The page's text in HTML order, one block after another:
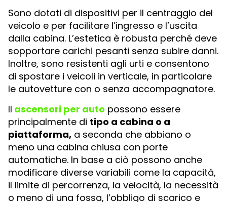
Sono dotati di dispositivi per il centraggio del
veicolo e per facilitare l’ingresso e l’uscita
dalla cabina. L’estetica è robusta perché deve
sopportare carichi pesanti senza subire danni.
Inoltre, sono resistenti agli urti e consentono
di spostare i veicoli in verticale, in particolare
le autovetture con o senza accompagnatore.
Il ascensori per auto possono essere
principalmente di tipo a cabina o a
piattaforma, a seconda che abbiano o
meno una cabina chiusa con porte
automatiche. In base a ciò possono anche
modificare diverse variabili come la capacità,
il limite di percorrenza, la velocità, la necessità
o meno di una fossa, l’obbligo di scarico e